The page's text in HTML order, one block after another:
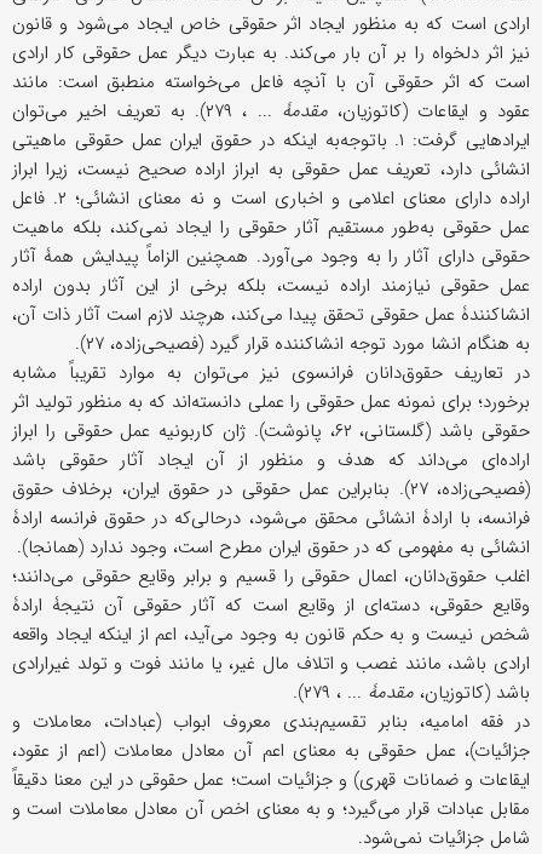
ارادی است که به منظور ایجاد اثر حقوقی خاص ایجاد می‌شود و قانون
نیز اثر دلخواه را بر آن بار می‌کند. به عبارت دیگر عمل حقوقی کار ارادی
است که اثر حقوقی آن با آنچه فاعل می‌خواسته منطبق است: مانند
عقود و ایقاعات (کاتوزیان،مقدمۀ
... ، ۲۷۹). به تعریف اخیر می‌توان
ایرادهایی گرفت: ۱. باتوجه‌به اینکه در حقوق ایران عمل حقوقی ماهیتی
انشائی دارد، تعریف عمل حقوقی به ابراز اراده صحیح نیست، زیرا ابراز
اراده دارای معنای اعلامی و اخباری است و نه معنای انشائی؛ ۲. فاعل
عمل حقوقی به‌طور مستقیم آثار حقوقی را ایجاد نمی‌کند، بلکه ماهیت
حقوقی دارای آثار را به وجود می‌آورد. همچنین الزاماً پیدایش همۀ آثار
عمل حقوقی نیازمند اراده نیست، بلکه برخی از این آثار بدون اراده
انشاکنندۀ عمل حقوقی تحقق پیدا می‌کند، هرچند لازم است آثار ذات آن،
به هنگام انشا مورد توجه انشاکننده قرار گیرد (فصیحی‌زاده، ۲۷).
در تعاریف حقوق‌دانان فرانسوی نیز می‌توان به موارد تقریباً مشابه
برخورد؛ برای نمونه عمل حقوقی را عملی دانسته‌اند که به منظور تولید اثر
حقوقی باشد (گلستانی، ۶۲، پانوشت). ژان کاربونیه عمل حقوقی را ابراز
اراده‌ای می‌داند که هدف و منظور از آن ایجاد آثار حقوقی باشد
(فصیحی‌زاده، ۲۷). بنابراین عمل حقوقی در حقوق ایران، برخلاف حقوق
فرانسه، با ارادۀ انشائی محقق می‌شود، درحالی‌که در حقوق فرانسه ارادۀ
انشائی به مفهومی که در حقوق ایران مطرح است، وجود ندارد (همانجا).
اغلب حقوق‌دانان، اعمال حقوقی را قسیم و برابر وقایع حقوقی می‌دانند؛
وقایع حقوقی، دسته‌ای از وقایع است که آثار حقوقی آن نتیجۀ ارادۀ
شخص نیست و به حکم قانون به وجود می‌آید، اعم از اینکه ایجاد واقعه
ارادی باشد، مانند غصب و اتلاف مال غیر، یا مانند فوت و تولد غیرارادی
باشد (کاتوزیان، مقدمۀ ... ، ۲۷۹).
در فقه امامیه، بنابر تقسیم‌بندی معروف ابواب (عبادات، معاملات و
جزائیات)، عمل حقوقی به معنای اعم آن معادل معاملات (اعم از عقود،
ایقاعات و ضمانات قهری) و جزائیات است؛ عمل حقوقی در این معنا دقیقاً
مقابل عبادات قرار می‌گیرد؛ و به معنای اخص آن معادل معاملات است و
شامل جزائیات نمی‌شود.